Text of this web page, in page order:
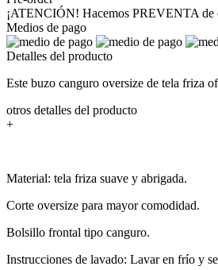
¡ATENCIÓN! Hacemos PREVENTA de
Medios de pago
Detalles del producto
Este buzo canguro oversize de tela friza
otros detalles del producto
+
Material: tela friza suave y abrigada.
Corte oversize para mayor comodidad.
Bolsillo frontal tipo canguro.
Instrucciones de lavado: Lavar en frío y